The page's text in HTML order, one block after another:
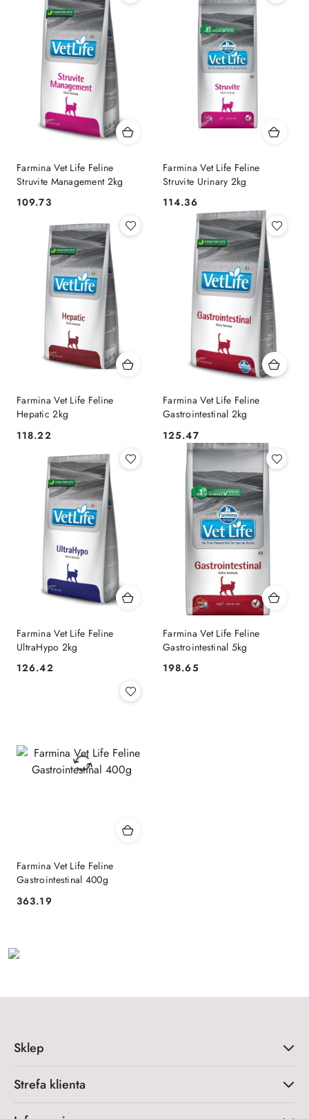
Farmina Vet Life Feline
Struvite Management 2kg
Cena:
109.73
Farmina Vet Life Feline
Struvite Urinary 2kg
Cena:
114.36
Farmina Vet Life Feline
Hepatic 2kg
Cena:
118.22
Farmina Vet Life Feline
Gastrointestinal 2kg
Cena:
125.47
Farmina Vet Life Feline
UltraHypo 2kg
Cena:
126.42
Farmina Vet Life Feline
Gastrointestinal 5kg
Cena:
198.65
Farmina Vet Life Feline
Gastrointestinal 400g
Cena:
363.19
Sklep
Strefa klienta